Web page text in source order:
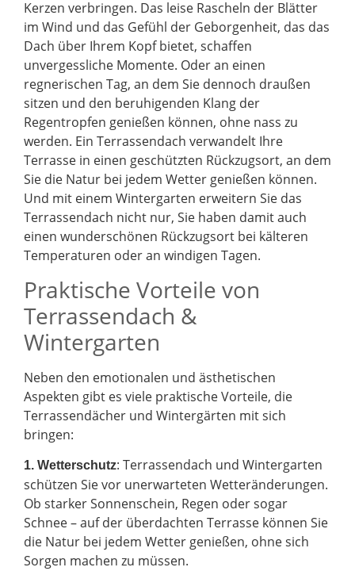
Kerzen verbringen. Das leise Rascheln der Blätter
im Wind und das Gefühl der Geborgenheit, das das
Dach über Ihrem Kopf bietet, schaffen
unvergessliche Momente. Oder an einen
regnerischen Tag, an dem Sie dennoch draußen
sitzen und den beruhigenden Klang der
Regentropfen genießen können, ohne nass zu
werden. Ein Terrassendach verwandelt Ihre
Terrasse in einen geschützten Rückzugsort, an dem
Sie die Natur bei jedem Wetter genießen können.
Und mit einem Wintergarten erweitern Sie das
Terrassendach nicht nur, Sie haben damit auch
einen wunderschönen Rückzugsort bei kälteren
Temperaturen oder an windigen Tagen.
Praktische Vorteile von
Terrassendach &
Wintergarten
Neben den emotionalen und ästhetischen
Aspekten gibt es viele praktische Vorteile, die
Terrassendächer und Wintergärten mit sich
bringen:
1. Wetterschutz: Terrassendach und Wintergarten
schützen Sie vor unerwarteten Wetteränderungen.
Ob starker Sonnenschein, Regen oder sogar
Schnee – auf der überdachten Terrasse können Sie
die Natur bei jedem Wetter genießen, ohne sich
Sorgen machen zu müssen.